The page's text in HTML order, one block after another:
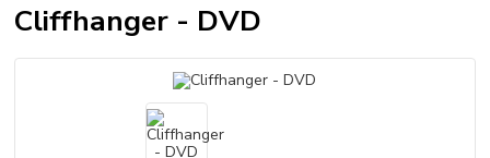
Cliffhanger - DVD